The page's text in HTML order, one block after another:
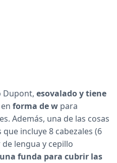
Dupont, esovalado y tiene
forma de w para
Además, una de las cosas
incluye 8 cabezales (6
lengua y cepillo
una funda para cubrir las